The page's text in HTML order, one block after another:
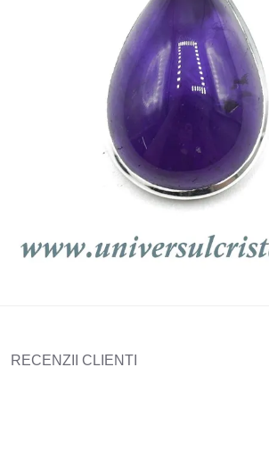
RECENZII CLIENTI